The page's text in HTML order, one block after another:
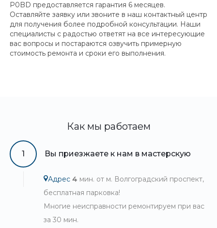
P0BD предоставляется гарантия 6 месяцев.
Оставляйте заявку или звоните в наш контактный центр
для получения более подробной консультации. Наши
специалисты с радостью ответят на все интересующие
вас вопросы и постараются озвучить примерную
стоимость ремонта и сроки его выполнения.
Как мы работаем
1 Вы приезжаете к нам в мастерскую
Адрес 4 мин. от м. Волгоградский проспект,
бесплатная парковка!
Многие неисправности ремонтируем при вас
за 30 мин.